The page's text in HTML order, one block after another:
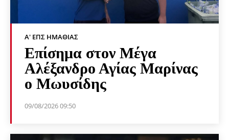
Α' ΕΠΣ ΗΜΑΘΊΑΣ
Επίσημα στον Μέγα
Αλέξανδρο Αγίας Μαρίνας
ο Μωυσίδης
09/08/2026 09:50